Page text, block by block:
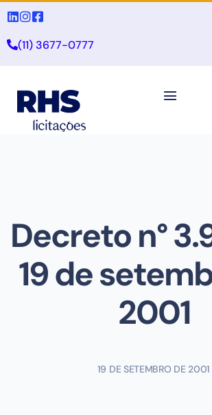
(11) 3677-0777
Decreto n°
19 de
2001
19 DE SETEMBRO DE 2001